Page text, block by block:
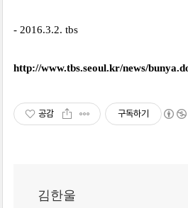
- 2016.3.2. tbs
http://www.tbs.seoul.kr/news/
공감 구독하기
김한울